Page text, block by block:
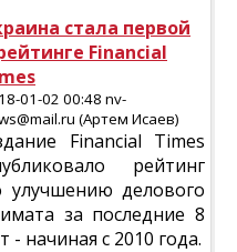
стала первой
Financial
01-02 00:48 nv-
(Артем Исаев)
Financial Times
рейтинг
улучшению делового
за последние 8
- начиная с 2010 года.